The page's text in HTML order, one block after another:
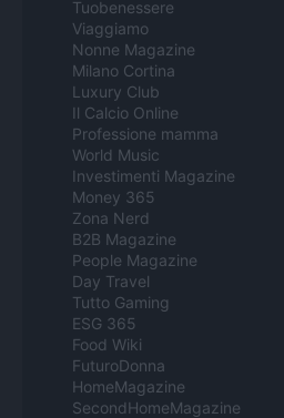
Tuobenessere
Viaggiamo
Nonne Magazine
Milano Cortina
Luxury Club
Il Calcio Online
Professione mamma
World Music
Investimenti Magazine
Money 365
Zona Nerd
B2B Magazine
People Magazine
Day Travel
Tutto Gaming
ESG 365
Food Wiki
FuturoDonna
HomeMagazine
SecondHomeMagazine